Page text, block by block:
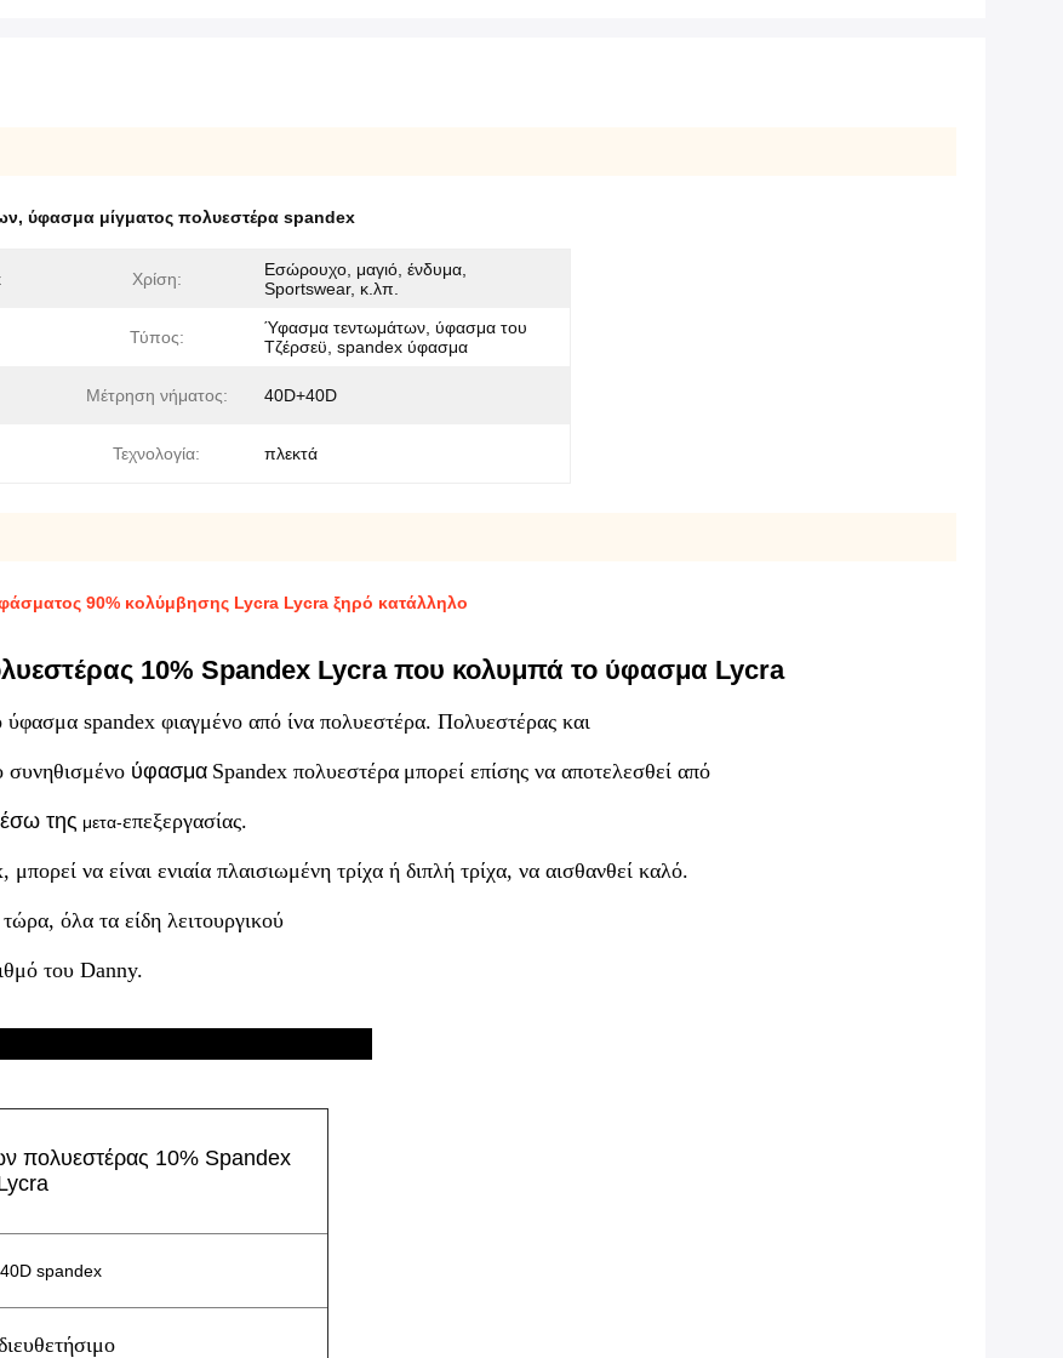
, ύφασμα μίγματος πολυεστέρα spandex
Χρίση:
Εσώρουχο, μαγιό, ένδυμα,
Sportswear, κ.λπ.
Τύπος:
Ύφασμα τεντωμάτων, ύφασμα του
Τζέρσεϋ, spandex ύφασμα
Μέτρηση νήματος: 40D+40D
Τεχνολογία: πλεκτά
90% κολύμβησης Lycra Lycra ξηρό κατάλληλο
10% Spandex Lycra που κολυμπά το ύφασμα Lycra
spandex φιαγμένο από ίνα πολυεστέρα. Πολυεστέρας και
συνηθισμένο ύφασμα Spandex πολυεστέρα μπορεί επίσης να αποτελεσθεί από
της μετα-επεξεργασίας.
, μπορεί να είναι ενιαία πλαισιωμένη τρίχα ή διπλή τρίχα, να αισθανθεί καλό.
όλα τα είδη λειτουργικού
του Danny.
πολυεστέρας 10% Spandex
spandex